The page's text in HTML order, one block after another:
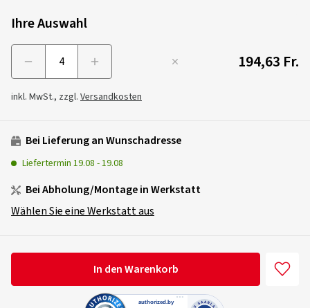
Ihre Auswahl
194,63 Fr.
inkl. MwSt., zzgl. Versandkosten
Bei Lieferung an Wunschadresse
Liefertermin 19.08 -19.08
Bei Abholung/Montage in Werkstatt
Wählen Sie eine Werkstatt aus
In den Warenkorb